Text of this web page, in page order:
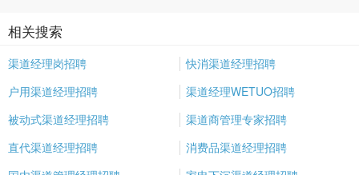
相关搜索
渠道经理岗招聘
快消渠道经理招聘
户用渠道经理招聘
渠道经理WETUO招聘
被动式渠道经理招聘
渠道商管理专家招聘
直代渠道经理招聘
消费品渠道经理招聘